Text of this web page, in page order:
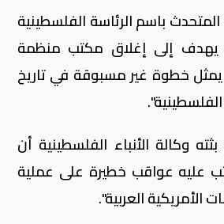
المتحدث باسم الرئاسة الفلسطينية
يهدف إلى إغلاق مكتب منظمة
يمثل خطوة غير مسبوقة في تاريخ
وكالة الأنباء الفلسطينية أن
عليه عواقب خطيرة على عملية
الأمريكية العربية".